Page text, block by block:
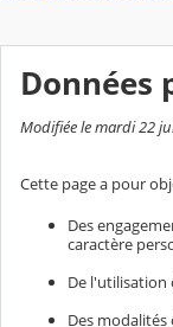
Données
Modifiée le mardi 22
Cette page a pour
Des
caractère
De l'utilisation
Des modalités